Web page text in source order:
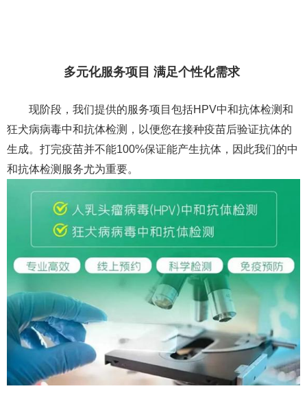
多元化服务项目 满足个性化需求
现阶段，我们提供的服务项目包括HPV中和抗体检测和
狂犬病病毒中和抗体检测，以便您在接种疫苗后验证抗体的
生成。打完疫苗并不能100%保证能产生抗体，因此我们的中
和抗体检测服务尤为重要。